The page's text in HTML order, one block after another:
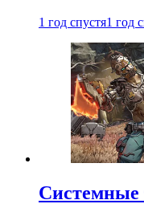
1 год спустя1 год
Системные